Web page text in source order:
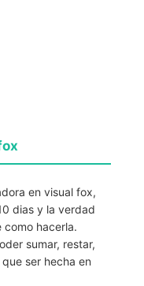
en visual fox,
dias y la verdad
como hacerla.
sumar, restar,
ser hecha en